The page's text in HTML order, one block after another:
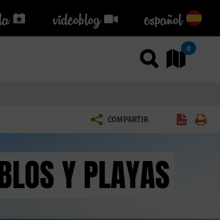
videoblog
videoblog español
Usar el
0
Y PLAYAS
COMPARTIR
Generar PDF